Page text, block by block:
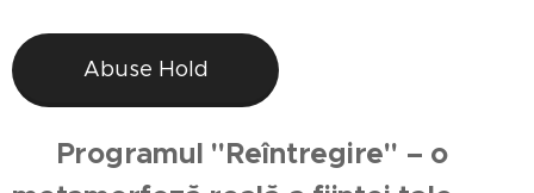
Abuse Hold
Programul "Reîntregire" – o